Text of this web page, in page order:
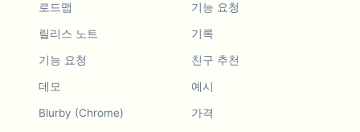
로드맵
릴리스 노트
기능 요청
데모
Blurby (Chrome)
기능 요청
기록
친구 추천
예시
가격